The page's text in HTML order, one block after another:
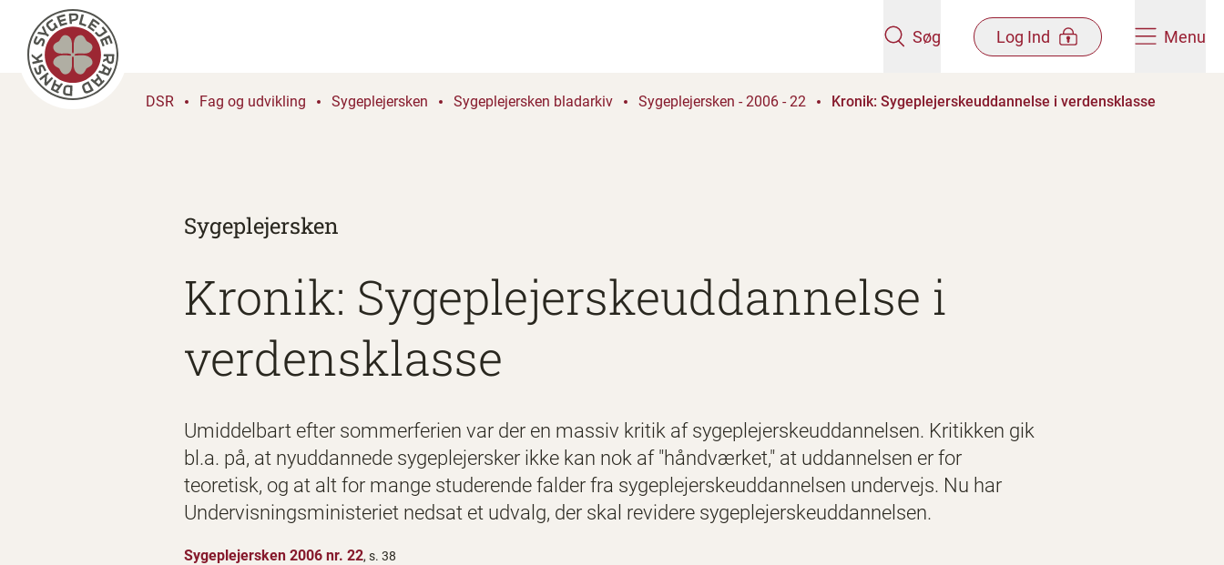
Søg Log Ind Menu
DSR Fag og udvikling Sygeplejersken Sygeplejersken bladarkiv Sygeplejersken - 2006 - 22 Kronik: Sygeplejerskeuddannelse i verdensklasse
Sygeplejersken
Kronik: Sygeplejerskeuddannelse i
verdensklasse
Umiddelbart efter sommerferien var der en massiv kritik af sygeplejerskeuddannelsen. Kritikken gik
bl.a. på, at nyuddannede sygeplejersker ikke kan nok af "håndværket," at uddannelsen er for
teoretisk, og at alt for mange studerende falder fra sygeplejerskeuddannelsen undervejs. Nu har
Undervisningsministeriet nedsat et udvalg, der skal revidere sygeplejerskeuddannelsen.
Sygeplejersken 2006 nr. 22, s. 38